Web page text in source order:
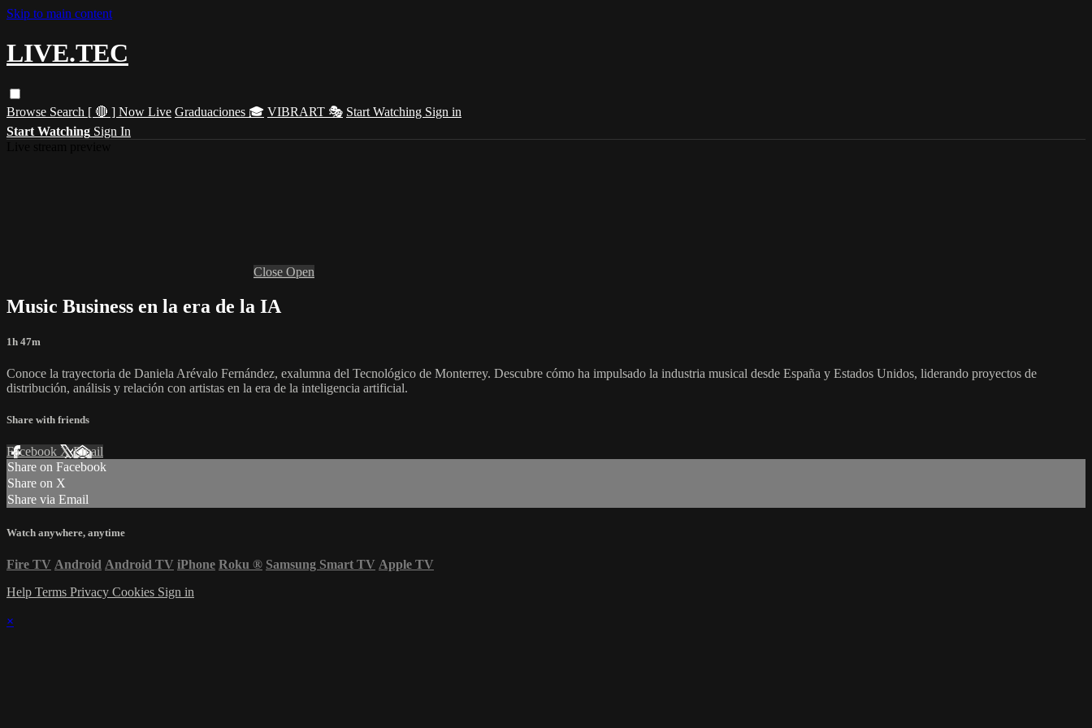
Skip to main content
LIVE.TEC
Browse Search [ 🔴 ] Now Live Graduaciones 🎓 VIBRART 🎭 Start Watching Sign in
Start Watching Sign In
Close Open
Music Business en la era de la IA
1h 47m
Conoce la trayectoria de Daniela Arévalo Fernández, exalumna del Tecnológico de Monterrey. Descubre cómo ha impulsado la industria musical desde España y Estados Unidos, liderando proyectos de
distribución, análisis y relación con artistas en la era de la inteligencia artificial.
Share with friends
Facebook XEmail
Share on Facebook
Share on X
Share via Email
Watch anywhere, anytime
Fire TV Android Android TV iPhone Roku ® Samsung Smart TV Apple TV
Help Terms Privacy Cookies Sign in
×